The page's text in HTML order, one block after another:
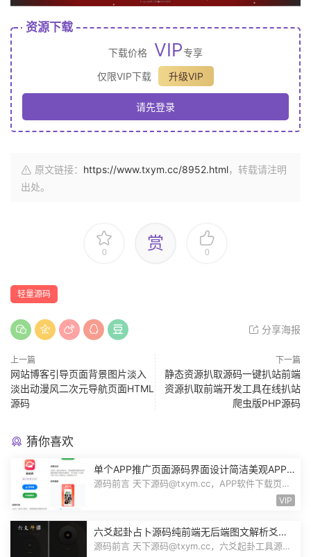
资源下载
下载价格 VIP专享
仅限VIP下载
升级VIP
请先登录
原文链接： https://www.txym.cc/8952.html，转载请注明
出处。
0 赏 0
轻量源码
分享海报
上一篇
网站博客引导页面背景图片淡入
淡出动漫风二次元导航页面HTML
源码
下一篇
静态资源扒取源码一键扒站前端
资源扒取前端开发工具在线扒站
爬虫版PHP源码
猜你喜欢
单个APP推广页面源码界面设计简洁美观APP
应用下载页面自带后台管理PHP源码
源码前言 天下源码@txym.cc，APP软件下载页
VIP
六爻起卦占卜源码纯前端无后端图文解析爻位
图解指定卦式自动排盘自适应Node源码
源码前言 天下源码@txym.cc，六爻起卦工具源